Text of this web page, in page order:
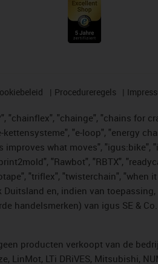
Procedureregels
"chainflex", "chainge", "chains for
"e-loop", "energy
what moves", "igus:bike",
"Rawbot", "RBTX",
"triflex", "twisterchain",
Duitsland en, indien van
handelsmerken) van igus SE &
producten verkoopt van de
LinMot, LTi DRiVES, Mitsubishi,